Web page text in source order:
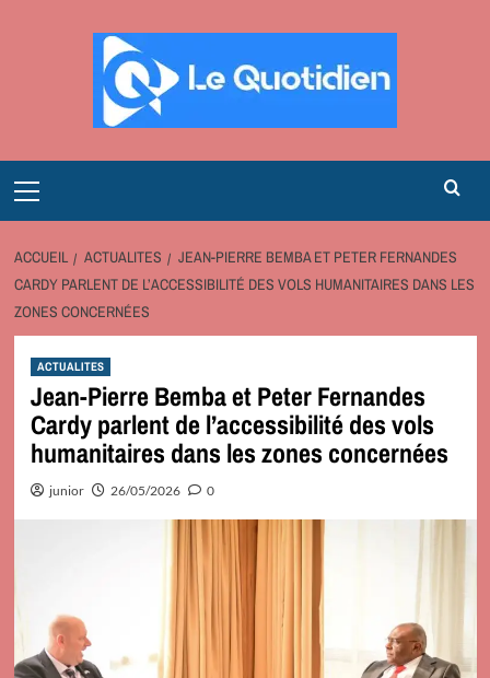
Menu
ACCUEIL ACTUALITES
JEAN-PIERRE BEMBA ET PETER FERNANDES
CARDY PARLENT DE L’ACCESSIBILITÉ DES VOLS HUMANITAIRES DANS LES
ZONES CONCERNÉES
ACTUALITES
Jean-Pierre Bemba et Peter Fernandes
Cardy parlent de l’accessibilité des vols
humanitaires dans les zones concernées
junior 26/05/2026 0